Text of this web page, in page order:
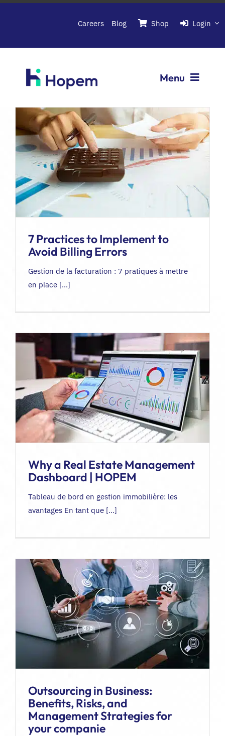
Passer
Careers Blog Shop Login
Menu
Softwares
About Hopem
Contact us
Book a demo
7 Practices to Implement to
Avoid Billing Errors
Gestion de la facturation : 7 pratiques à mettre
en place [...]
Why a Real Estate Management
Dashboard | HOPEM
Tableau de bord en gestion immobilière: les
avantages En tant que [...]
Outsourcing in Business:
Benefits, Risks, and
Management Strategies for
your companie